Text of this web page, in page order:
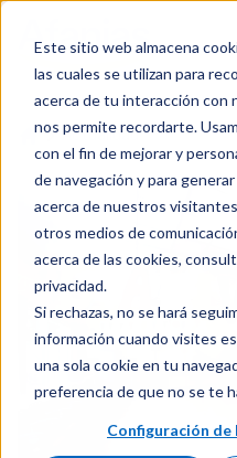
Este sitio web almacena
las cuales se utilizan para
acerca de tu interacción con
nos permite recordarte.
con el fin de mejorar y
de navegación y para
acerca de nuestros
otros medios de
acerca de las cookies,
privacidad.
Si rechazas, no se hará
información cuando visites
una sola cookie en tu
preferencia de que no se te
Configuración de
Actualidad